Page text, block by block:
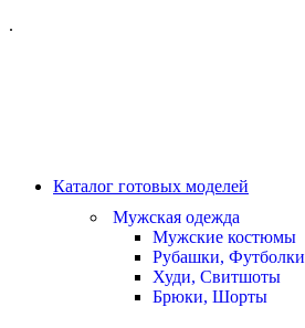
.
Каталог готовых моделей
Мужская одежда
Мужские костюмы
Рубашки, Футболки
Худи, Свитшоты
Брюки, Шорты